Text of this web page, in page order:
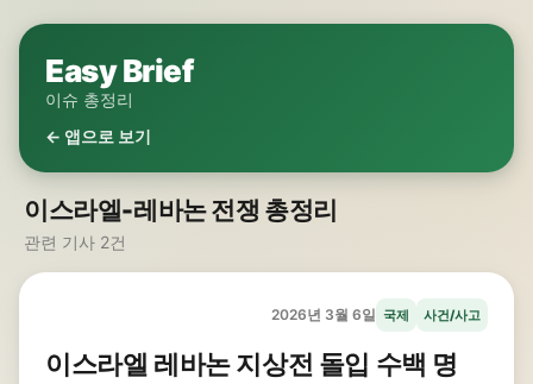
Easy Brief
이슈 총정리
← 앱으로 보기
이스라엘-레바논 전쟁 총정리
관련 기사 2건
2026년 3월 6일 국제 사건/사고
이스라엘 레바논 지상전 돌입 수백 명